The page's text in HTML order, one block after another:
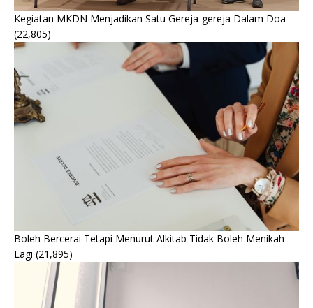
Kegiatan MKDN Menjadikan Satu Gereja-gereja Dalam Doa
(22,805)
Boleh Bercerai Tetapi Menurut Alkitab Tidak Boleh Menikah
Lagi (21,895)